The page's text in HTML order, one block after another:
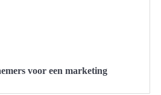
voor een marketing